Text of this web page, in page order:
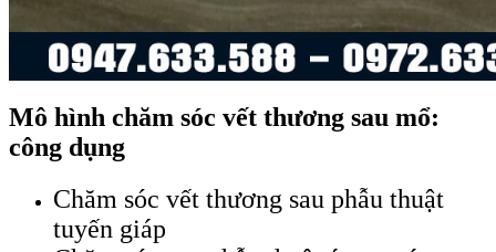
Mô hình chăm sóc vết thương sau mổ:
công dụng
Chăm sóc vết thương sau phẫu thuật
tuyến giáp